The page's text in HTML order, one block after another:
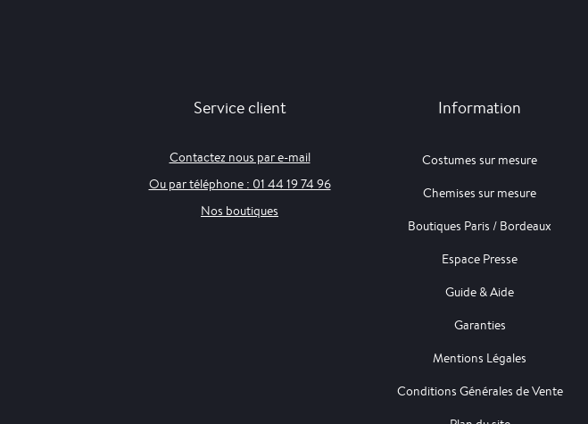
Service client
Contactez nous par e-mail
Ou par téléphone : 01 44 19 74 96
Nos boutiques
Information
Costumes sur mesure
Chemises sur mesure
Boutiques Paris / Bordeaux
Espace Presse
Guide & Aide
Garanties
Mentions Légales
Conditions Générales de Vente